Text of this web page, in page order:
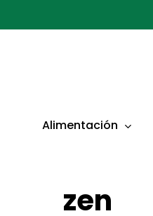
al
Presionar
Alimentación
zen